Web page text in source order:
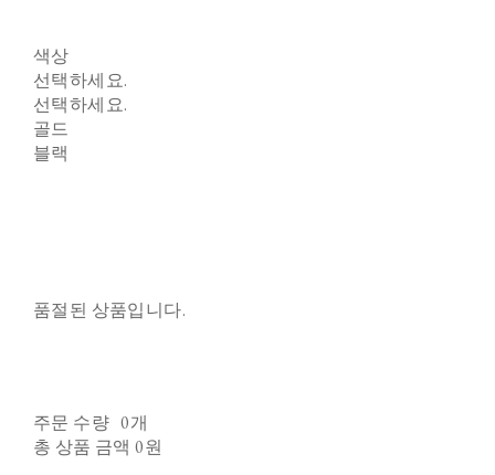
색상
선택하세요.
선택하세요.
골드
블랙
품절된 상품입니다.
주문 수량 0개
총 상품 금액 0원